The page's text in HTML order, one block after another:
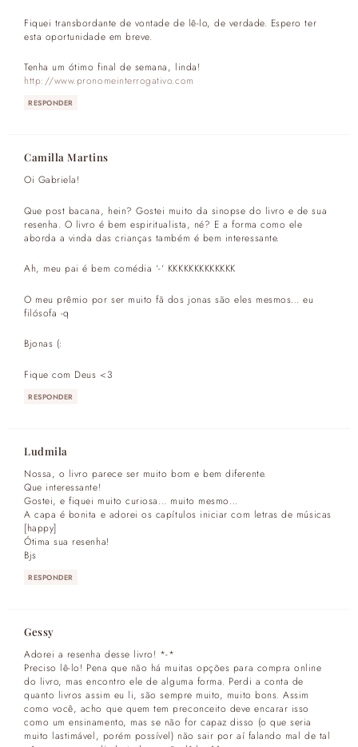
Fiquei transbordante de vontade de lê-lo, de verdade. Espero ter
esta oportunidade em breve.
Tenha um ótimo final de semana, linda!
http://www.pronomeinterrogativo.com
RESPONDER
Camilla Martins
Oi Gabriela!
Que post bacana, hein? Gostei muito da sinopse do livro e de sua
resenha. O livro é bem espiritualista, né? E a forma como ele
aborda a vinda das crianças também é bem interessante.
Ah, meu pai é bem comédia ‘-‘ KKKKKKKKKKKKK
O meu prêmio por ser muito fã dos jonas são eles mesmos… eu
filósofa -q
Bjonas (:
Fique com Deus <3
RESPONDER
Ludmila
Nossa, o livro parece ser muito bom e bem diferente.
Que interessante!
Gostei, e fiquei muito curiosa… muito mesmo…
A capa é bonita e adorei os capítulos iniciar com letras de músicas
[happy]
Ótima sua resenha!
Bjs
RESPONDER
Gessy
Adorei a resenha desse livro! *-*
Preciso lê-lo! Pena que não há muitas opções para compra online
do livro, mas encontro ele de alguma forma. Perdi a conta de
quanto livros assim eu li, são sempre muito, muito bons. Assim
como você, acho que quem tem preconceito deve encarar isso
como um ensinamento, mas se não for capaz disso (o que seria
muito lastimável, porém possível) não sair por aí falando mal de tal